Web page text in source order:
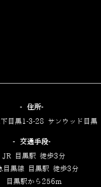
‐住所‐
下目黒1-3-28 サンウッド目黒
‐交通手段‐
JR 目黒駅 徒歩3分
目黒線 目黒駅 徒歩3分
目黒駅から256m